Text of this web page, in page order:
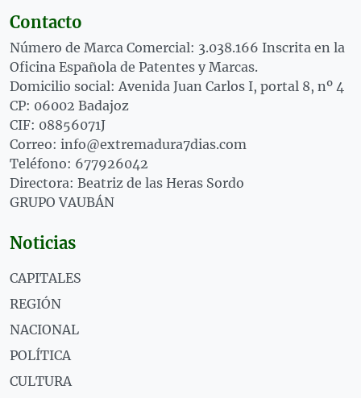
Contacto
Número de Marca Comercial: 3.038.166 Inscrita en la
Oficina Española de Patentes y Marcas.
Domicilio social: Avenida Juan Carlos I, portal 8, nº 4
CP: 06002 Badajoz
CIF: 08856071J
Correo: info@extremadura7dias.com
Teléfono: 677926042
Directora: Beatriz de las Heras Sordo
GRUPO VAUBÁN
Noticias
CAPITALES
REGIÓN
NACIONAL
POLÍTICA
CULTURA